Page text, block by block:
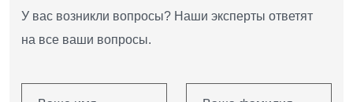
У вас возникли вопросы? Наши эксперты ответят
на все ваши вопросы.